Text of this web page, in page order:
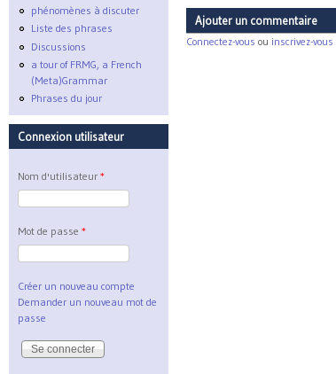
Ajouter un commentaire
Connectez-vous ou inscrivez-vous
phénomènes à discuter
Liste des phrases
Discussions
a tour of FRMG, a French
(Meta)Grammar
Phrases du jour
Connexion utilisateur
Nom d'utilisateur *
Mot de passe *
Créer un nouveau compte
Demander un nouveau mot de
passe